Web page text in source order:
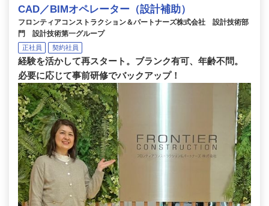
CAD／BIMオペレーター（設計補助）
フロンティアコンストラクション＆パートナーズ株式会社 設計技術部
門 設計技術第一グループ
正社員 契約社員
経験を活かして再スタート。ブランク有可、年齢不問。
必要に応じて事前研修でバックアップ！